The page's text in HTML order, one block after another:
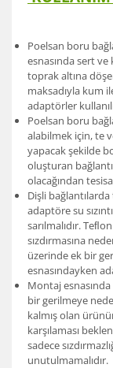
Poelsan boru
esnasında sert
toprak altına
maksadıyla kum
adaptörler
Poelsan boru
alabilmek için, te
yapacak şekilde
oluşturan
olacağından
Dişli
adaptöre su
sarılmalıdır.
sızdırmasına
üzerinde ek bir
esnasındayken
Montaj
bir gerilmeye
kalmış olan
karşılaması
sadece
unutulmamalıdır.